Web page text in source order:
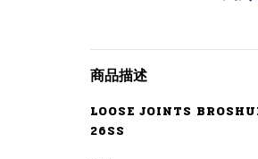
商品描述
LOOSE JOINTS
26SS